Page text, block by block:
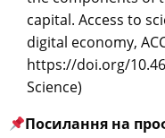
capital. Access to
digital economy,
https://doi.org/
Science)
Посилання на